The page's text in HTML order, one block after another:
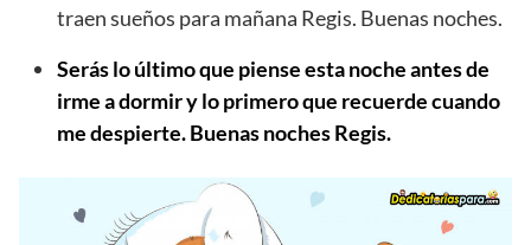
traen sueños para mañana Regis. Buenas noches.
Serás lo último que piense esta noche antes de
irme a dormir y lo primero que recuerde cuando
me despierte. Buenas noches Regis.